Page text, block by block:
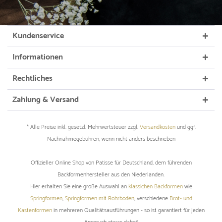
Kundenservice
Informationen
Rechtliches
Zahlung & Versand
* Alle Preise inkl. gesetzl. Mehrwertsteuer zzgl.Versandkostenund ggf.
Nachnahmegebühren, wenn nicht anders beschrieben
Offizieller Online Shop von Patisse für Deutschland, dem führenden
Backformenhersteller aus den Niederlanden.
Hier erhalten Sie eine große Auswahl an klassichen Backformenwie
Springformen,Springformen mit Rohrboden, verschiedene Brot- und
Kastenformenin mehreren Qualitätsausführungen - so ist garantiert für jeden